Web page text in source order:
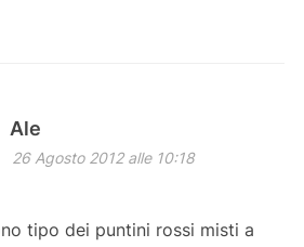
Ale
26 Agosto 2012 alle 10:18
tipo dei puntini rossi misti a